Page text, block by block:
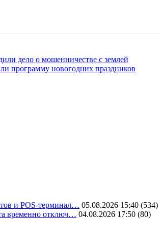
дело о мошенничестве с землей
программу новогодних праздников
и POS-терминал… 05.08.2026 15:40 (534)
временно отключ… 04.08.2026 17:50 (80)